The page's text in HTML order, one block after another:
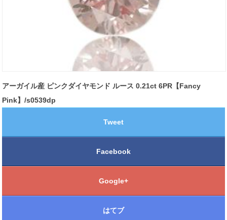
アーガイル産 ピンクダイヤモンド ルース 0.21ct 6PR【Fancy
Pink】/s0539dp
Tweet
Facebook
Google+
はてブ